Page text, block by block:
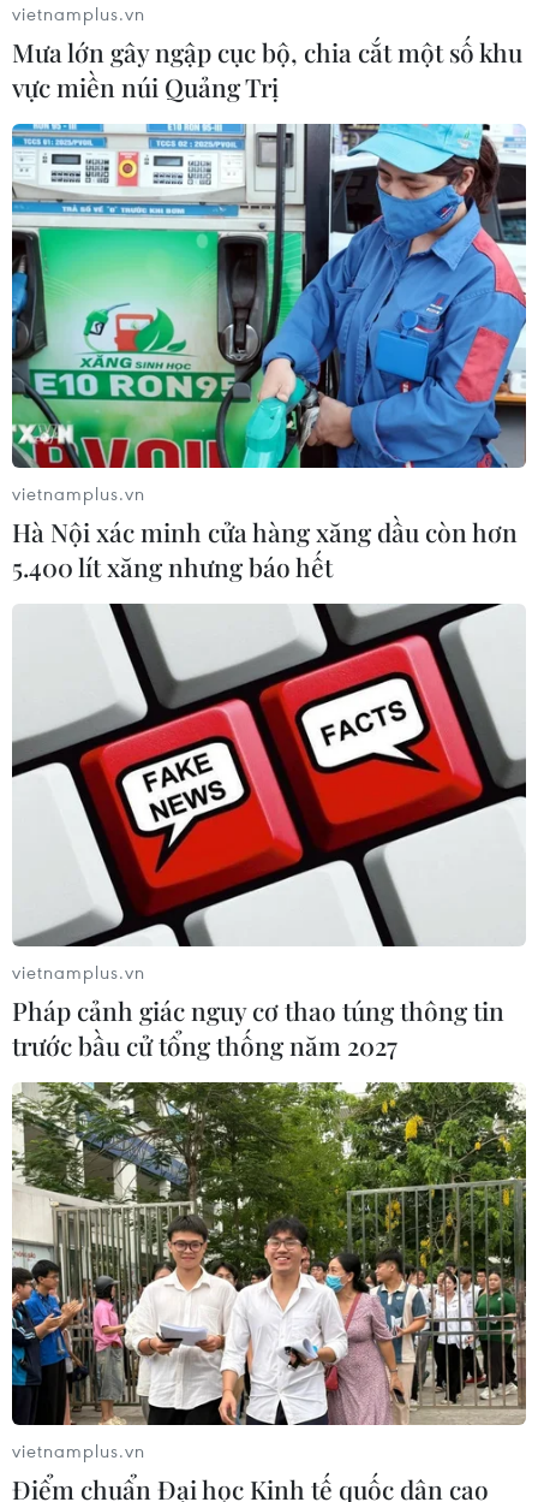
vietnamplus.vn
Mưa lớn gây ngập cục bộ, chia cắt một số khu
vực miền núi Quảng Trị
vietnamplus.vn
Hà Nội xác minh cửa hàng xăng dầu còn hơn
5.400 lít xăng nhưng báo hết
vietnamplus.vn
Pháp cảnh giác nguy cơ thao túng thông tin
trước bầu cử tổng thống năm 2027
vietnamplus.vn
Điểm chuẩn Đại học Kinh tế quốc dân cao